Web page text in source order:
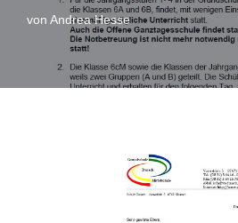
von Andrea Hesse